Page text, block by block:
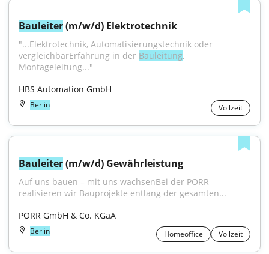
Bauleiter (m/w/d) Elektrotechnik
"...Elektrotechnik, Automatisierungstechnik oder
vergleichbarErfahrung in der Bauleitung,
Montageleitung..."
HBS Automation GmbH
Berlin Vollzeit
Bauleiter (m/w/d) Gewährleistung
Auf uns bauen – mit uns wachsenBei der PORR
realisieren wir Bauprojekte entlang der gesamten...
PORR GmbH & Co. KGaA
Berlin Homeoffice Vollzeit